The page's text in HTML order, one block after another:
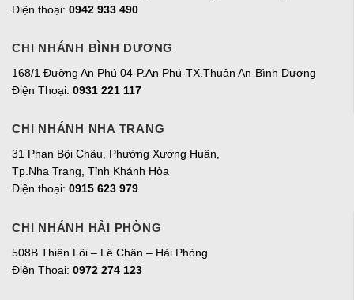
Điện thoại: 0942 933 490
CHI NHÁNH BÌNH DƯƠNG
168/1 Đường An Phú 04-P.An Phú-TX.Thuận An-Bình Dương
Điện Thoại: 0931 221 117
CHI NHÁNH NHA TRANG
31 Phan Bội Châu, Phường Xương Huân,
Tp.Nha Trang, Tỉnh Khánh Hòa
Điện thoại: 0915 623 979
CHI NHÁNH HẢI PHÒNG
508B Thiên Lôi – Lê Chân – Hải Phòng
Điện Thoại: 0972 274 123